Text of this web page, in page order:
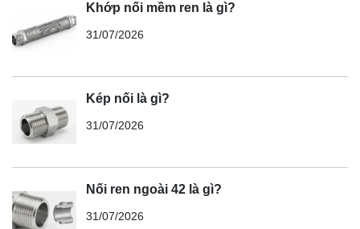
Khớp nối mềm ren là gì?
31/07/2026
Kép nối là gì?
31/07/2026
Nối ren ngoài 42 là gì?
31/07/2026